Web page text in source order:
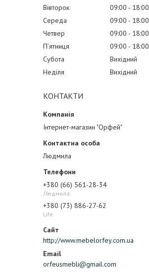
Вівторок
09:00
18:00
Середа
09:00
18:00
Четвер
09:00
18:00
Пʼятниця
09:00
18:00
Субота
Вихідний
Неділя
Вихідний
КОНТАКТИ
Інтернет-магазин "Орфей"
Людмила
+380 (66) 561-28-34
Людмила
+380 (73) 886-27-62
Life
http://www.mebelorfey.com.ua
orfeusmebli@gmail.com